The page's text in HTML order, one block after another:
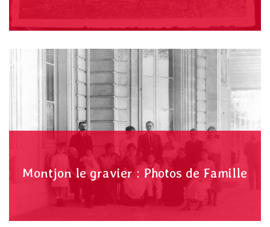
Montjon le gravier : Photos de Famille